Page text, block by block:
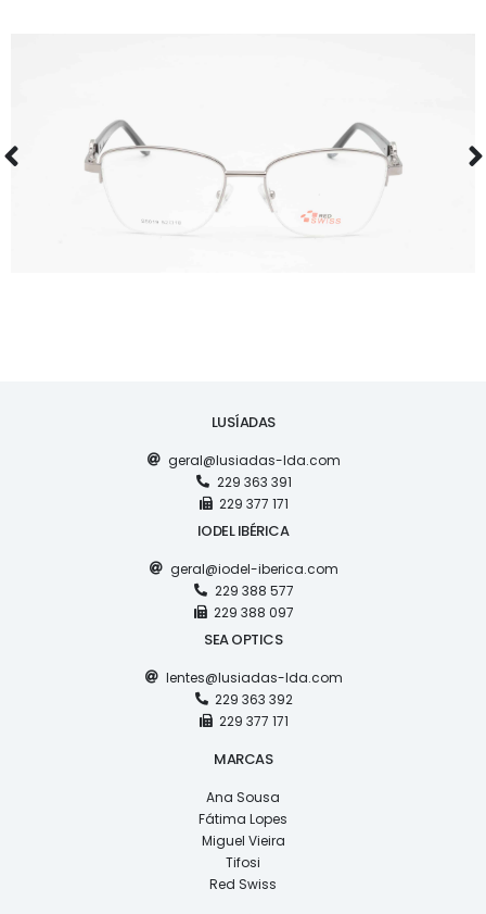
LUSÍADAS
geral@lusiadas-lda.com
229 363 391
229 377 171
IODEL IBÉRICA
geral@iodel-iberica.com
229 388 577
229 388 097
SEA OPTICS
lentes@lusiadas-lda.com
229 363 392
229 377 171
MARCAS
Ana Sousa
Fátima Lopes
Miguel Vieira
Tifosi
Red Swiss